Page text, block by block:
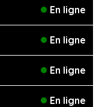
En ligne
En ligne
En ligne
En ligne